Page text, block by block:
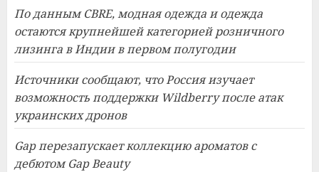
По данным CBRE, модная одежда и одежда
остаются крупнейшей категорией розничного
лизинга в Индии в первом полугодии
Источники сообщают, что Россия изучает
возможность поддержки Wildberry после атак
украинских дронов
Gap перезапускает коллекцию ароматов с
дебютом Gap Beauty